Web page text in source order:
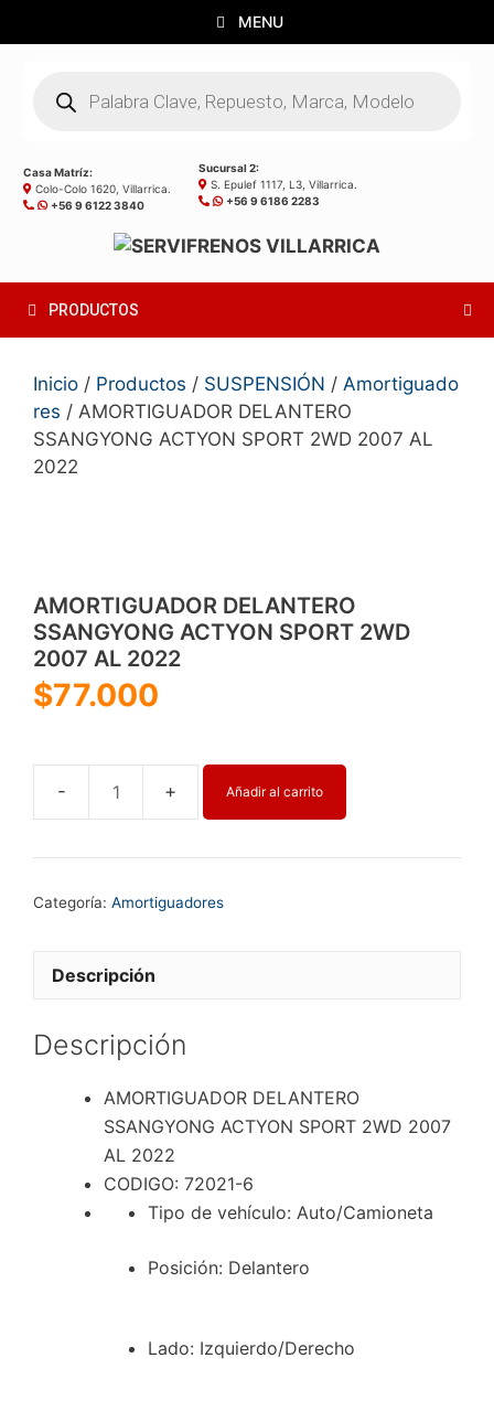
al
MENU
productos
Casa Matríz:
Colo-Colo 1620, Villarrica.
+56 9 6122 3840
Sucursal 2:
S. Epulef 1117, L3, Villarrica.
+56 9 6186 2283
PRODUCTOS
Inicio / Productos / SUSPENSIÓN / Amortiguado
res / AMORTIGUADOR DELANTERO
SSANGYONG ACTYON SPORT 2WD 2007 AL
2022
AMORTIGUADOR DELANTERO
SSANGYONG ACTYON SPORT 2WD
2007 AL 2022
$77.000
AMORTIGUADOR
SSANGYONG
SPORT
AL
Añadir al carrito
Categoría: Amortiguadores
Descripción
Descripción
AMORTIGUADOR DELANTERO
SSANGYONG ACTYON SPORT 2WD 2007
AL 2022
CODIGO: 72021-6
Tipo de vehículo: Auto/Camioneta
Posición: Delantero
Lado: Izquierdo/Derecho